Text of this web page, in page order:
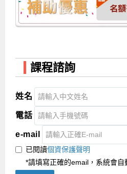
課程諮詢
姓名
電話
e-mail
已閱讀個資保護聲明
*請填寫正確的email，系統會